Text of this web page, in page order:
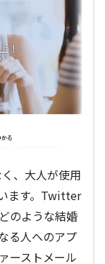
、大人が使用
ます。Twitter
のような結婚
る人へのアプ
ーストメール